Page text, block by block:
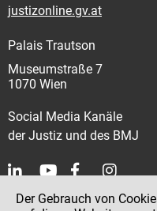
justizonline.gv.at
Palais Trautson
Museumstraße 7
1070 Wien
Social Media Kanäle
der Justiz und des BMJ
Kontakt
Der Gebrauch von